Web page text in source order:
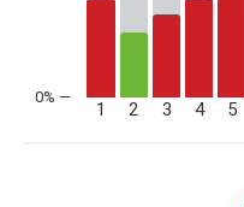
1 2 3 4 5